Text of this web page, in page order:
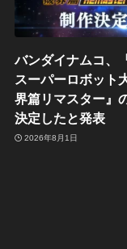
バンダイナムコ、
スーパーロボット
界篇リマスター』
決定したと発表
2026年8月1日